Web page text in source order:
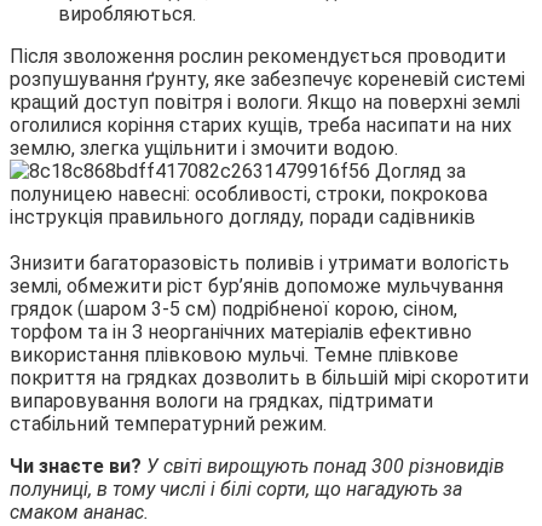
виробляються.
Після зволоження рослин рекомендується проводити
розпушування ґрунту, яке забезпечує кореневій системі
кращий доступ повітря і вологи. Якщо на поверхні землі
оголилися коріння старих кущів, треба насипати на них
землю, злегка ущільнити і змочити водою.
Знизити багаторазовість поливів і утримати вологість
землі, обмежити ріст бур’янів допоможе мульчування
грядок (шаром 3-5 см) подрібненої корою, сіном,
торфом та ін З неорганічних матеріалів ефективно
використання плівковою мульчі. Темне плівкове
покриття на грядках дозволить в більшій мірі скоротити
випаровування вологи на грядках, підтримати
стабільний температурний режим.
Чи знаєте ви? У світі вирощують понад 300 різновидів
полуниці, в тому числі і білі сорти, що нагадують за
смаком ананас.